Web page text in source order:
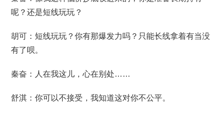
呢？还是短线玩玩？
胡可：短线玩玩？你有那爆发力吗？只能长线拿着有当没
有了呗。
秦奋：人在我这儿，心在别处……
舒淇：你可以不接受，我知道这对你不公平。